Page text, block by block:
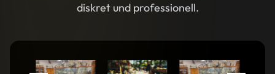
diskret und professionell.